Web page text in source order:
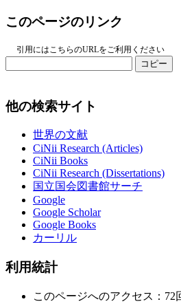
このページのリンク
引用にはこちらのURLをご利用ください
コピー
他の検索サイト
世界の文献
CiNii Research (Articles)
CiNii Books
CiNii Research (Dissertations)
国立国会図書館サーチ
Google
Google Scholar
Google Books
カーリル
利用統計
このページへのアクセス：72